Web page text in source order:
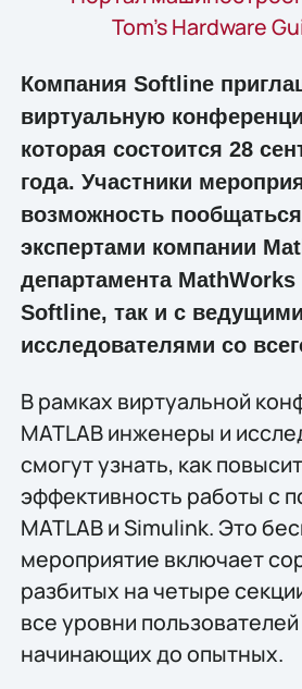
Tom’s Hardware
Компания Softline
виртуальную
которая состоится 28
года. Участники
возможность пообщаться
экспертами компании
департамента
Softline, так и с
исследователями со
В рамках виртуальной
MATLAВ инженеры и
смогут узнать, как
эффективность работы с
MATLAB и Simulink. Это
мероприятие включает
разбитых на четыре
все уровни пользователей
начинающих до опытных.